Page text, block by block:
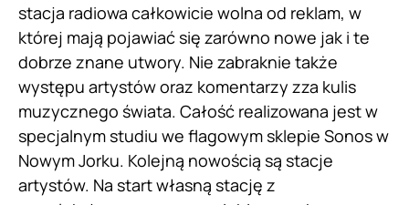
stacja radiowa całkowicie wolna od reklam, w
której mają pojawiać się zarówno nowe jak i te
dobrze znane utwory. Nie zabraknie także
występu artystów oraz komentarzy zza kulis
muzycznego świata. Całość realizowana jest w
specjalnym studiu we flagowym sklepie Sonos w
Nowym Jorku. Kolejną nowością są stacje
artystów. Na start własną stację z